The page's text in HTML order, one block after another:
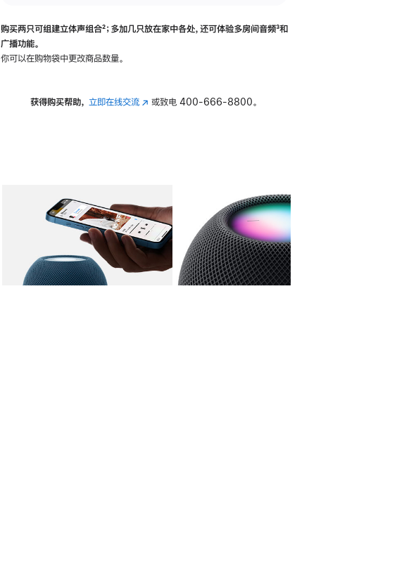
购买两只可组建立体声组合脚
²；多加几只放在家中各处，还可体验多‍房‍间音频脚
³和
广播功能。
你可以在购物袋中更改商品数量。
获得购买帮助， 立即在线交流(在 或致电 400-666-8800。
图库 图像 4 图库 图像 5